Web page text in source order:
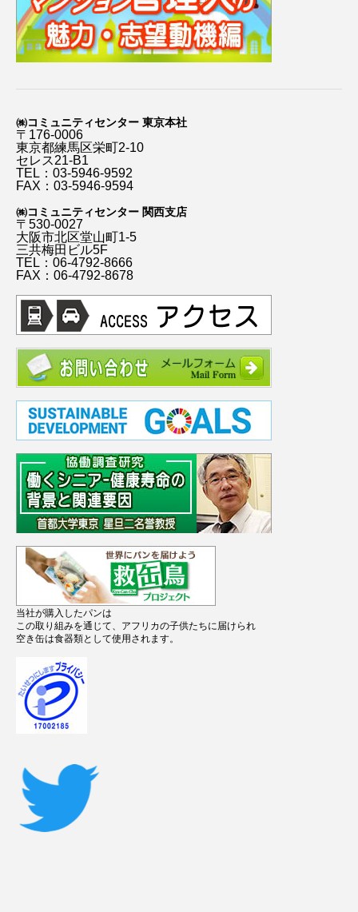
㈱コミュニティセンター 東京本社
〒176-0006
東京都練馬区栄町2-10
セレス21-B1
TEL：03-5946-9592
FAX：03-5946-9594
㈱コミュニティセンター 関西支店
〒530-0027
大阪市北区堂山町1-5
三共梅田ビル5F
TEL：06-4792-8666
FAX：06-4792-8678
当社が購入したパンは
この取り組みを通じて、アフリカの子供たちに届けられ
空き缶は食器類として使用されます。